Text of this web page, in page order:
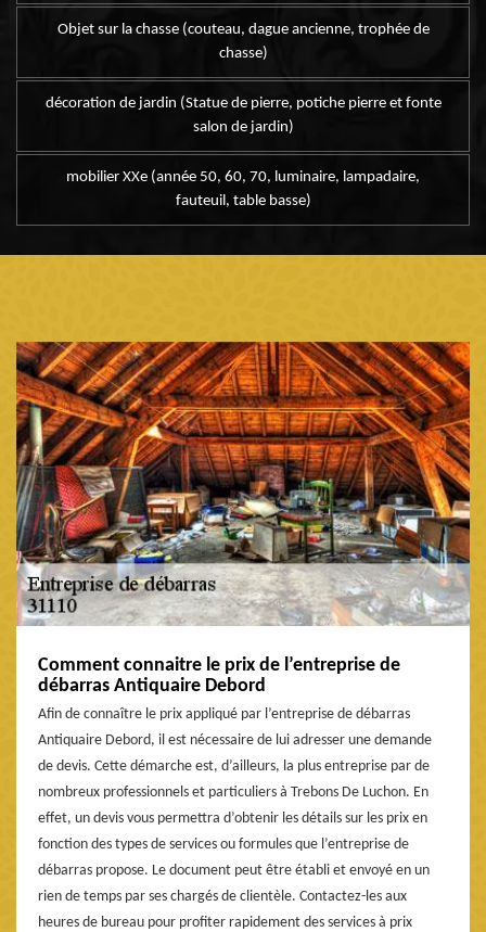
Objet sur la chasse (couteau, dague ancienne, trophée de
chasse)
décoration de jardin (Statue de pierre, potiche pierre et fonte
salon de jardin)
mobilier XXe (année 50, 60, 70, luminaire, lampadaire,
fauteuil, table basse)
Comment connaitre le prix de l’entreprise de
débarras Antiquaire Debord
Afin de connaître le prix appliqué par l’entreprise de débarras
Antiquaire Debord, il est nécessaire de lui adresser une demande
de devis. Cette démarche est, d’ailleurs, la plus entreprise par de
nombreux professionnels et particuliers à Trebons De Luchon. En
effet, un devis vous permettra d’obtenir les détails sur les prix en
fonction des types de services ou formules que l’entreprise de
débarras propose. Le document peut être établi et envoyé en un
rien de temps par ses chargés de clientèle. Contactez-les aux
heures de bureau pour profiter rapidement des services à prix